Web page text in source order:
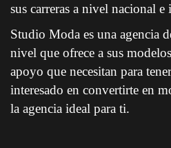
us carreras a nivel nacional e
Studio Moda es una agencia
nivel que ofrece a sus
apoyo que necesitan para
interesado en convertirte en
la agencia ideal para ti.